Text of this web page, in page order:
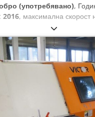
(употребявано),
2016, максимална скорост
6 000 кг
/ ръководство, скорост
, Основни
Akisf Управление: FANUC
10" Отвор на
78 mm Револверна
позиции, връзка
хидравличен
22 kW